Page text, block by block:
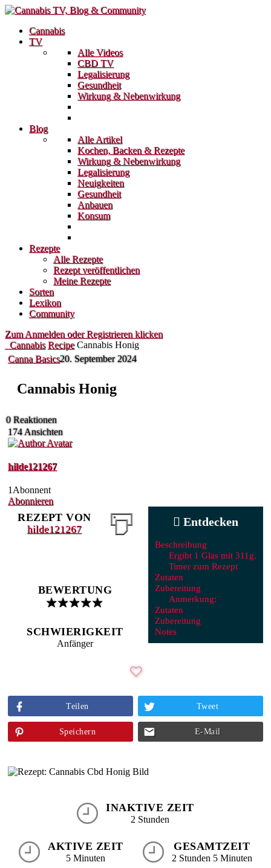
Cannabis
TV
Alle Videos
CBD TV
Legalisierung
Gesundheit
Wirkung & Nebenwirkung
Blog
Alle Artikel
Kochen, Backen & Rezepte
Wirkung & Nebenwirkung
Legalisierung
Neuigkeiten
Gesundheit
Anbauen
Konsum
Rezepte
Alle Rezepte
Rezept veröffentlichen
Meine Rezepte
Sorten
Lexikon
Community
Zum Anmelden oder Registrieren klicken
Cannabis Recipe Cannabis Honig
Canna Basics20. September 2024
Cannabis Honig
0 Reaktionen
174Ansichten
hilde121267
1 Abonnent
Abonnieren
Entdecken
Beschreibung
Ergibt 1 Glas mit 311g.
Timer zum Rezept
Zutaten
Zubereitung
Anmerkung:
Zutaten
Zubereitung
Notes
REZEPT VON
hilde121267
BEWERTUNG
SCHWIERIGKEIT
Anfänger
Teilen Tweet
Speichern E-Mail
INAKTIVE ZEIT
2 Stunden
AKTIVE ZEIT
5 Minuten
GESAMTZEIT
2 Stunden 5 Minuten